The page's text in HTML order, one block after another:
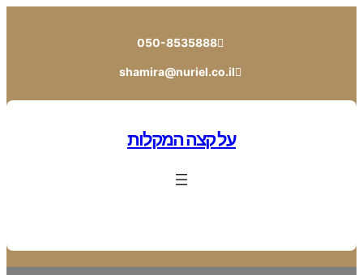
050-8535888
shamira@nuriel.co.il
על קצה המקלות